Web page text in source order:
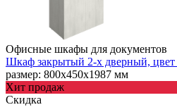
Офисные шкафы для документов
Шкаф закрытый 2-х дверный, цвет
размер: 800х450х1987 мм
Хит продаж
Скидка